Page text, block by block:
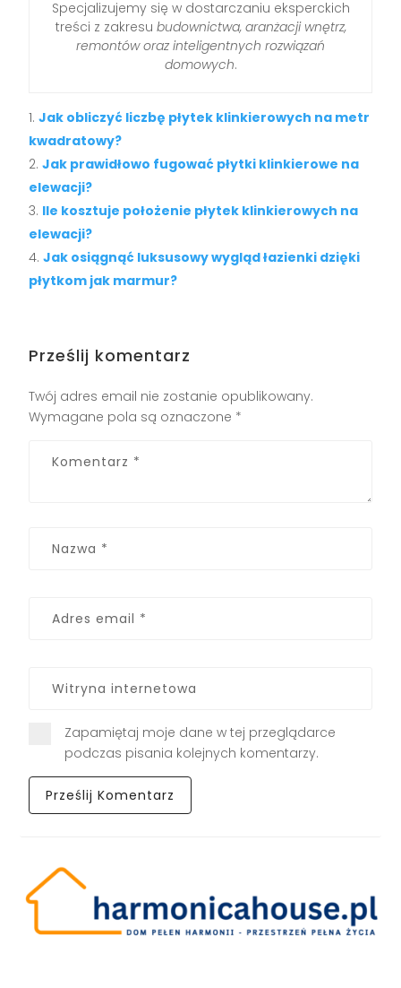
Specjalizujemy się w dostarczaniu eksperckich
treści z zakresu budownictwa, aranżacji wnętrz,
remontów oraz inteligentnych rozwiązań
domowych.
Jak obliczyć liczbę płytek klinkierowych na metr
kwadratowy?
Jak prawidłowo fugować płytki klinkierowe na
elewacji?
Ile kosztuje położenie płytek klinkierowych na
elewacji?
Jak osiągnąć luksusowy wygląd łazienki dzięki
płytkom jak marmur?
Prześlij komentarz
Twój adres email nie zostanie opublikowany.
Wymagane pola są oznaczone *
Zapamiętaj moje dane w tej przeglądarce
podczas pisania kolejnych komentarzy.